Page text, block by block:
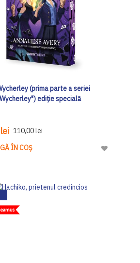
(prima parte a seriei
ediţie specială
110,00 lei
ÎN COȘ
Adaugă